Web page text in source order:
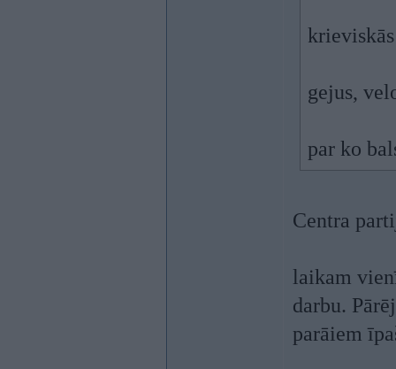
gejus,
par ko
Centra
laikam
darbu.
parāiem